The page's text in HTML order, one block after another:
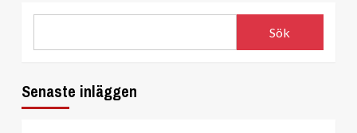
Sök
Senaste inläggen